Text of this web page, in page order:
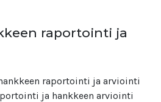
raportointi ja
raportointi ja arviointi
ja hankkeen arviointi